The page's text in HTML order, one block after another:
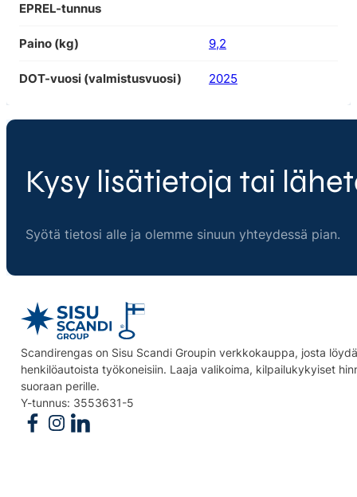
EPREL-tunnus
Paino (kg) 9,2
DOT-vuosi (valmistusvuosi) 2025
Kysy lisätietoja tai
Syötä tietosi alle ja olemme sinuun yhteydessä pian.
Scandirengas on Sisu Scandi Groupin verkkokauppa, josta
henkilöautoista työkoneisiin. Laaja valikoima, kilpailukykyiset
suoraan perille.
Y-tunnus: 3553631-5
Follow us on Facebook
Follow us on Instagram
Follow us on Linkedin